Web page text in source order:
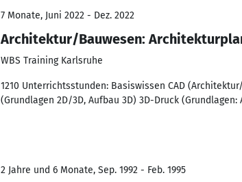
7 Monate, Juni 2022 - Dez. 2022
Architektur/Bauwesen:
WBS Training Karlsruhe
1210 Unterrichtsstunden: Basiswissen CAD
(Grundlagen 2D/3D, Aufbau 3D) 3D-Druck
2 Jahre und 6 Monate, Sep. 1992 - Feb. 1995